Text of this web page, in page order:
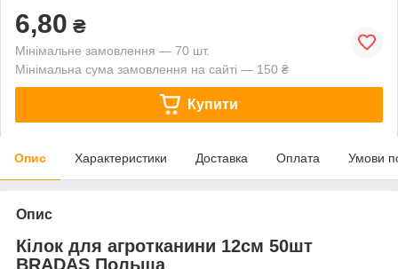
6,80 ₴
Мінімальне замовлення — 70 шт.
Мінімальна сума замовлення на сайті — 150 ₴
Купити
Опис Характеристики Доставка Оплата Умови
Опис
Кілок для агротканини 12см 50шт
BRADAS Польша